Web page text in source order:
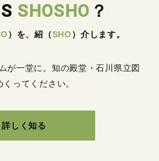
SHOSHO ？
） を、紹 （SHO） 介します。
が一堂に。 知の殿堂・石川県立図
ってください。
詳しく知る